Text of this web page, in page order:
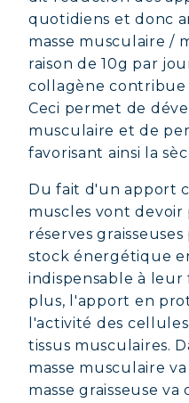
COLLAGÈNE
COVÉLINE,
COLLAGÈNE
CHEVEUX &
COLLAGÈNE
ENDURANCE
COLLAGÈNE
quotidiens et donc
masse musculaire /
raison de 10g par
collagène contribue
Ceci permet de
musculaire et de
favorisant ainsi la
Du fait d'un apport
muscles vont devoir
réserves
stock énergétique
indispensable à
plus, l'apport en
l'activité des
tissus musculaires.
masse musculaire
masse graisseuse